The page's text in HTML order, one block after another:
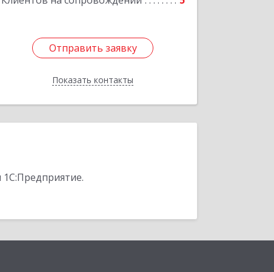
Отправить заявку
Показать контакты
Отправить заявку
Назад